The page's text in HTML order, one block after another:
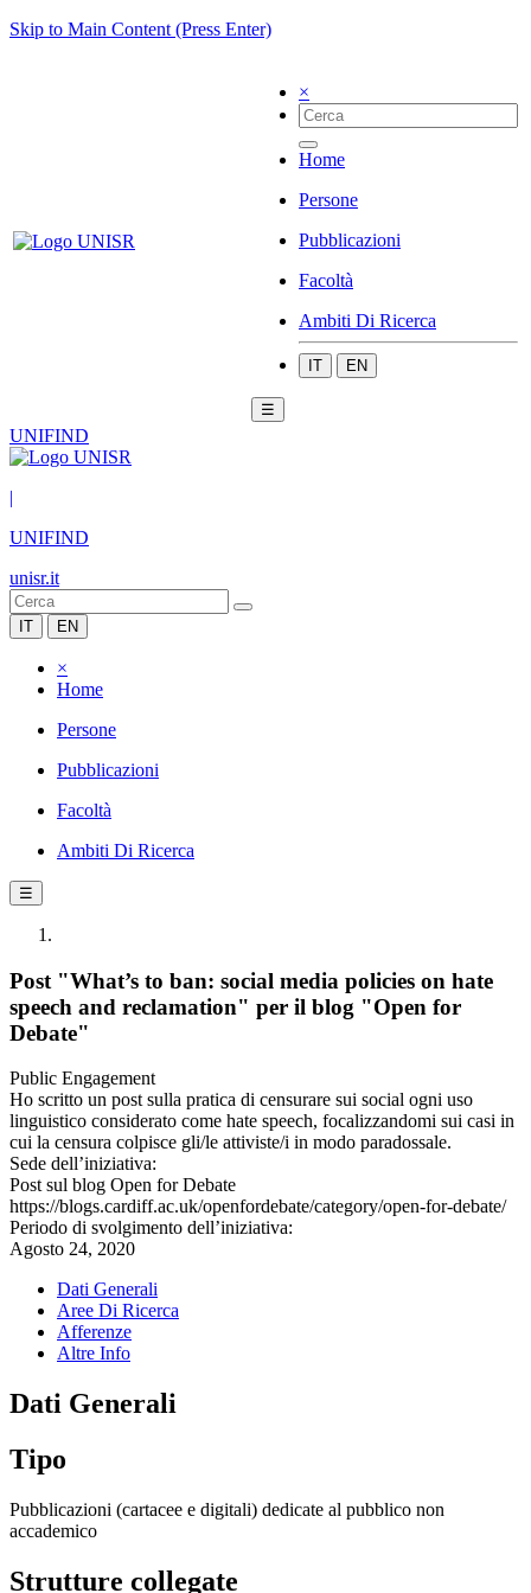
Skip to Main Content (Press Enter)
×
Home
Persone
Pubblicazioni
Facoltà
Ambiti Di Ricerca
IT EN
☰
UNIFIND
|
UNIFIND
unisr.it
IT EN
×
Home
Persone
Pubblicazioni
Facoltà
Ambiti Di Ricerca
☰
Post "What’s to ban: social media policies on hate
speech and reclamation" per il blog "Open for
Debate"
Public Engagement
Ho scritto un post sulla pratica di censurare sui social ogni uso
linguistico considerato come hate speech, focalizzandomi sui casi in
cui la censura colpisce gli/le attiviste/i in modo paradossale.
Sede dell’iniziativa:
Post sul blog Open for Debate
https://blogs.cardiff.ac.uk/openfordebate/category/open-for-debate/
Periodo di svolgimento dell’iniziativa:
Agosto 24, 2020
Dati Generali
Aree Di Ricerca
Afferenze
Altre Info
Dati Generali
Tipo
Pubblicazioni (cartacee e digitali) dedicate al pubblico non
accademico
Strutture collegate